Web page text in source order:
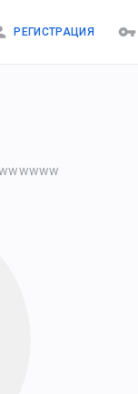
РЕГИСТРАЦИЯ